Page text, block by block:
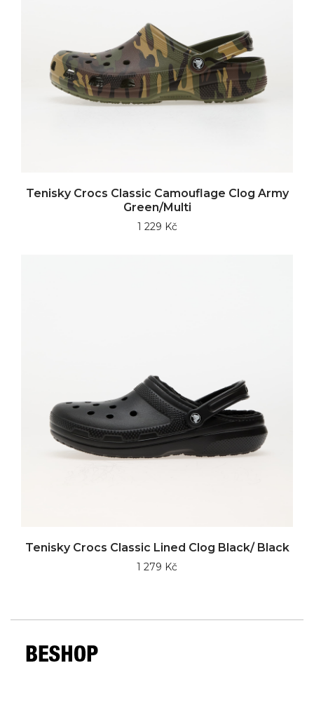
Tenisky Crocs Classic Camouflage Clog Army
Green/Multi
1 229 Kč
Tenisky Crocs Classic Lined Clog Black/ Black
1 279 Kč